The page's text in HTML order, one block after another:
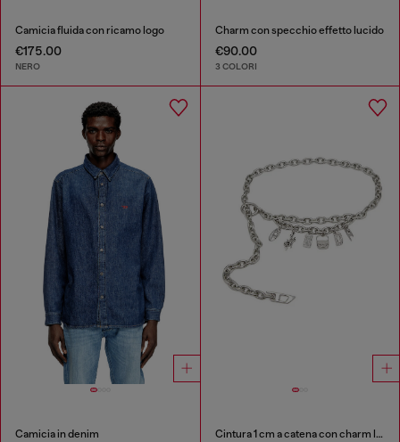
Camicia fluida con ricamo logo
€175.00
NERO
Charm con specchio effetto lucido
€90.00
3 COLORI
Camicia in denim Cintura 1 cm a catena con charm logo